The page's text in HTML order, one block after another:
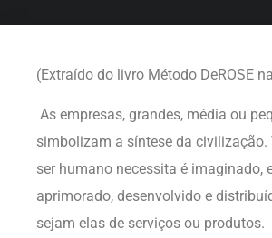
(Extraído do livro Método DeROSE
As empresas, grandes, média ou
simbolizam a síntese da civilização.
ser humano necessita é imaginado,
aprimorado, desenvolvido e
sejam elas de serviços ou produtos.